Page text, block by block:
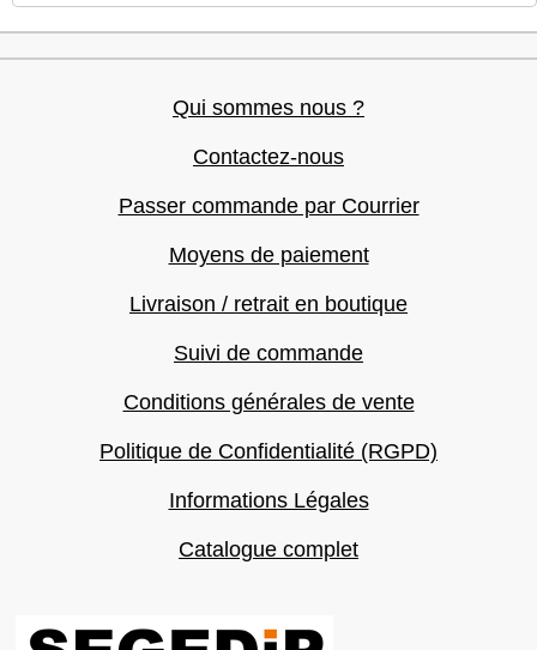
Qui sommes nous ?
Contactez-nous
Passer commande par Courrier
Moyens de paiement
Livraison / retrait en boutique
Suivi de commande
Conditions générales de vente
Politique de Confidentialité (RGPD)
Informations Légales
Catalogue complet